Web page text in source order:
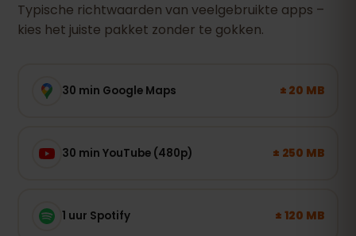
Typische richtwaarden van veelgebruikte apps –
kies het juiste pakket zonder te gokken.
30 min Google Maps ± 20 MB
30 min YouTube (480p) ± 250 MB
1 uur Spotify ± 120 MB